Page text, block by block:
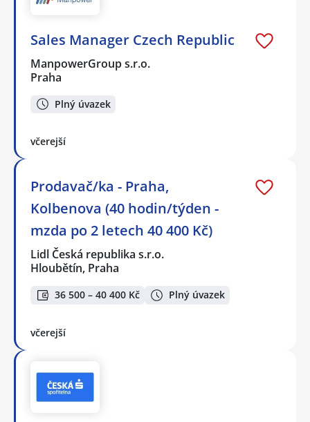
Sales Manager Czech Republic
ManpowerGroup s.r.o.
Praha
Plný úvazek
včerejší
Prodavač/ka - Praha,
Kolbenova (40 hodin/týden -
mzda po 2 letech 40 400 Kč)
Lidl Česká republika s.r.o.
Hloubětín, Praha
36 500 – 40 400 Kč Plný úvazek
včerejší